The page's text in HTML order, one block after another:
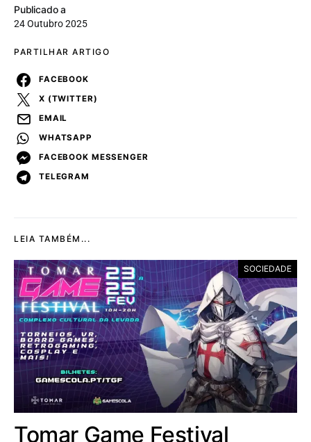
Publicado a
24 Outubro 2025
PARTILHAR ARTIGO
FACEBOOK
X (TWITTER)
EMAIL
WHATSAPP
FACEBOOK MESSENGER
TELEGRAM
LEIA TAMBÉM...
SOCIEDADE
Tomar Game Festival